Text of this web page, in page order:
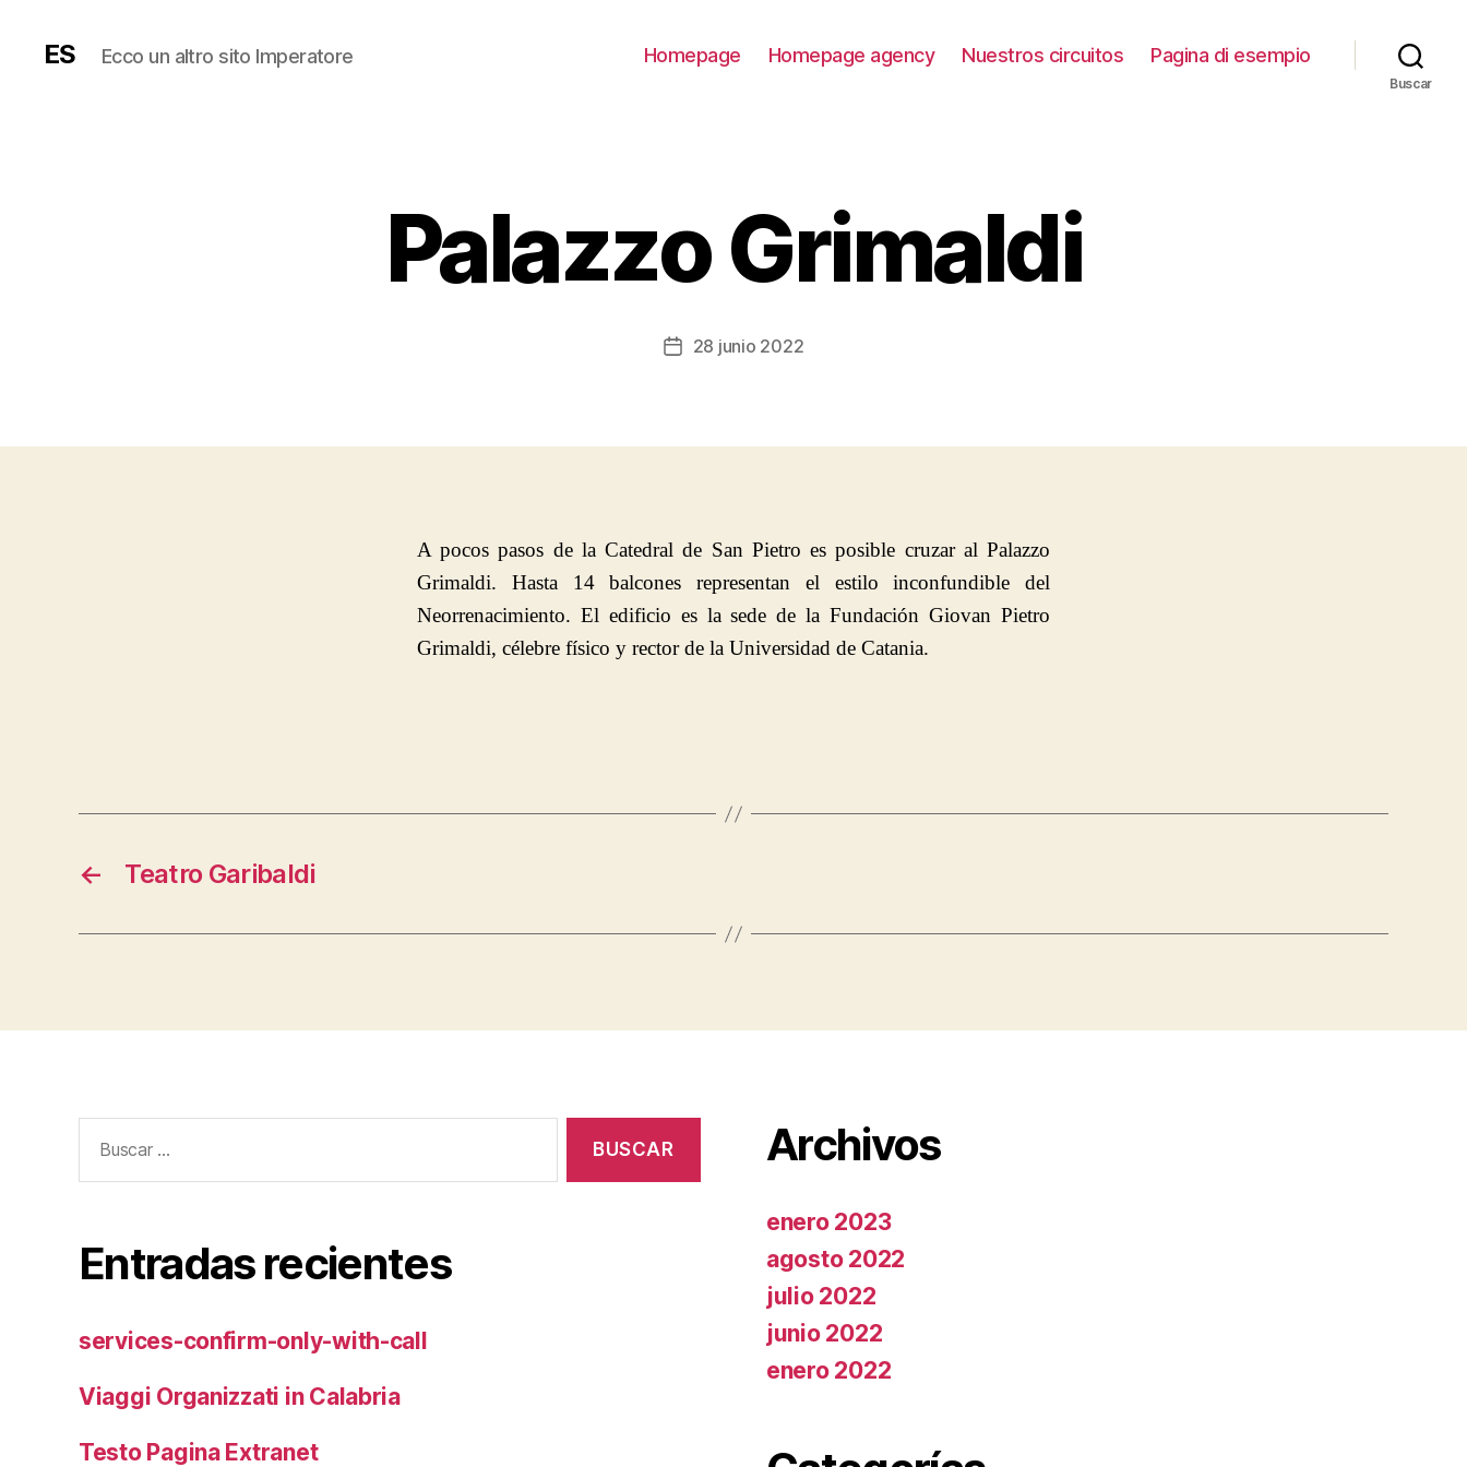
ES Ecco un altro sito Imperatore Homepage Homepage agency Nuestros circuitos Pagina di esempio
Buscar
Palazzo Grimaldi
Fecha28 junio 2022
A pocos pasos de la Catedral de San Pietro es posible cruzar al Palazzo
Grimaldi. Hasta 14 balcones representan el estilo inconfundible del
Neorrenacimiento. El edificio es la sede de la Fundación Giovan Pietro
Grimaldi, célebre físico y rector de la Universidad de Catania.
← Teatro Garibaldi
Entradas recientes
services-confirm-only-with-call
Viaggi Organizzati in Calabria
Testo Pagina Extranet
Archivos
enero 2023
agosto 2022
julio 2022
junio 2022
enero 2022